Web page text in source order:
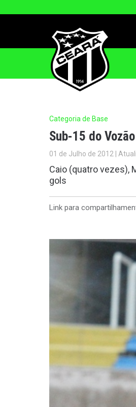
Categoria de Base
Sub-15 do
01 de Julho de 2012 |
Caio (quatro vezes),
gols
Link para